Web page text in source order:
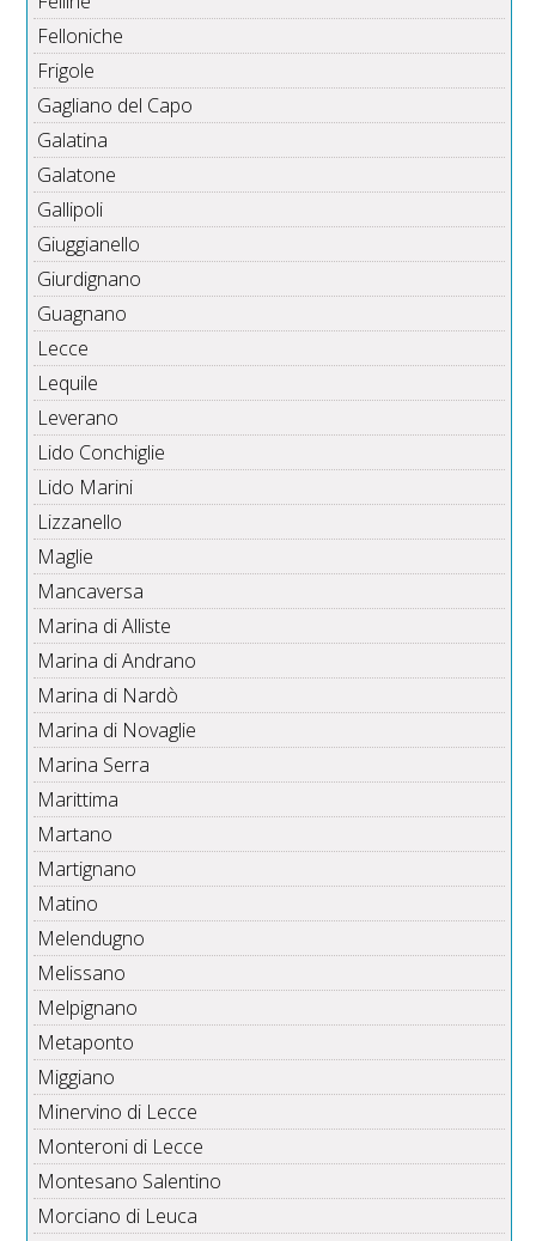
Felloniche
Frigole
Gagliano del Capo
Galatina
Galatone
Gallipoli
Giuggianello
Giurdignano
Guagnano
Lecce
Lequile
Leverano
Lido Conchiglie
Lido Marini
Lizzanello
Maglie
Mancaversa
Marina di Alliste
Marina di Andrano
Marina di Nardò
Marina di Novaglie
Marina Serra
Marittima
Martano
Martignano
Matino
Melendugno
Melissano
Melpignano
Metaponto
Miggiano
Minervino di Lecce
Monteroni di Lecce
Montesano Salentino
Morciano di Leuca